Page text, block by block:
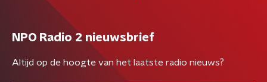
NPO Radio 2 nieuwsbrief
Altijd op de hoogte van het laatste radio nieuws?